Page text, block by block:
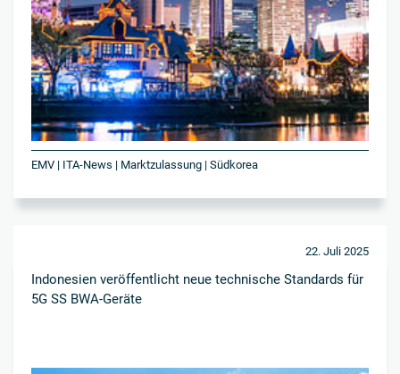
EMV | ITA-News | Marktzulassung | Südkorea
22. Juli 2025
Indonesien veröffentlicht neue technische Standards für
5G SS BWA-Geräte